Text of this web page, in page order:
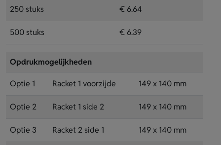
250 stuks € 6.64
500 stuks € 6.39
Opdrukmogelijkheden
Optie 1 Racket 1 voorzijde 149 x 140 mm
Optie 2 Racket 1 side 2 149 x 140 mm
Optie 3 Racket 2 side 1 149 x 140 mm